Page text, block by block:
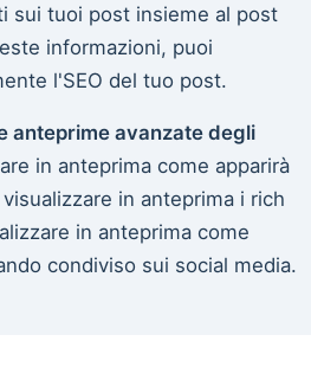
sui tuoi post insieme al post
informazioni, puoi
l'SEO del tuo post.
anteprime avanzate degli
in anteprima come apparirà
in anteprima i rich
in anteprima come
condiviso sui social media.